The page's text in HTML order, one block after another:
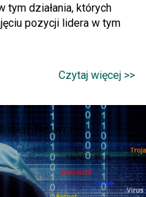
tym działania, których
pozycji lidera w tym
Czytaj więcej >>